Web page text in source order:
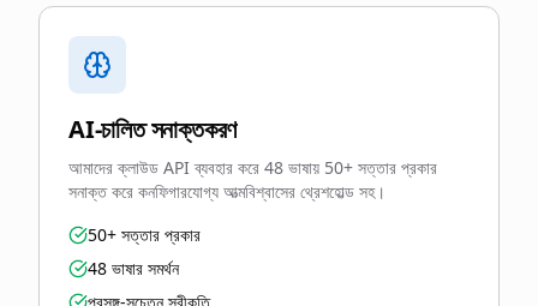
AI-চালিত সনাক্তকরণ
আমাদের ক্লাউড API ব্যবহার করে 48 ভাষায় 50+ সত্তার প্রকার
সনাক্ত করে কনফিগারযোগ্য আত্মবিশ্বাসের থ্রেশহোল্ড সহ।
50+ সত্তার প্রকার
48 ভাষার সমর্থন